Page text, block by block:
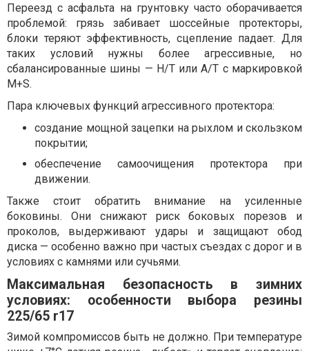
Переезд с асфальта на грунтовку часто оборачивается
проблемой: грязь забивает шоссейные протекторы,
блоки теряют эффективность, сцепление падает. Для
таких условий нужны более агрессивные, но
сбалансированные шины — H/T или A/T с маркировкой
M+S.
Пара ключевых функций агрессивного протектора:
создание мощной зацепки на рыхлом и скользком
покрытии;
обеспечение самоочищения протектора при
движении.
Также стоит обратить внимание на усиленные
боковины. Они снижают риск боковых порезов и
проколов, выдерживают удары и защищают обод
диска — особенно важно при частых съездах с дорог и в
условиях с камнями или сучьями.
Максимальная безопасность в зимних
условиях: особенности выбора резины
225/65 r17
Зимой компромиссов быть не должно. При температуре